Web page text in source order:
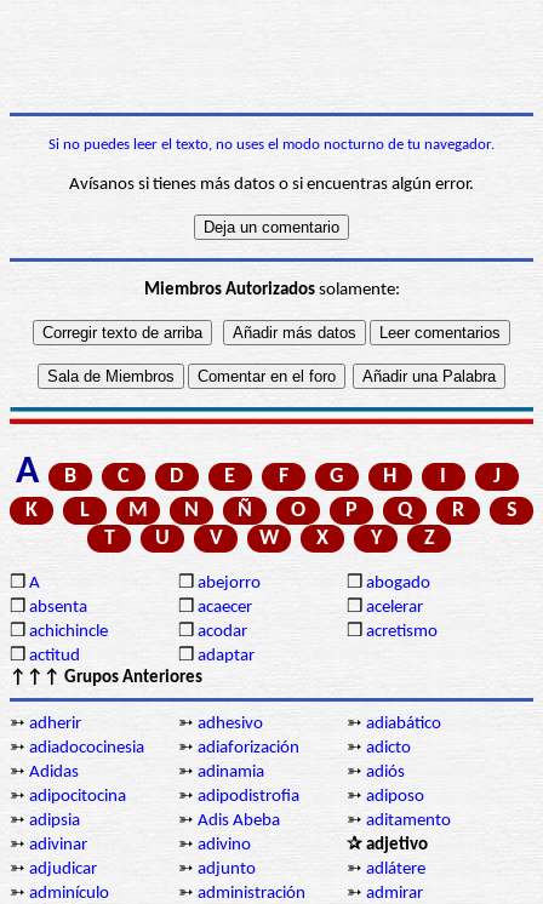
Si no puedes leer el texto, no uses el modo nocturno de tu navegador.
Avísanos si tienes más datos o si encuentras algún error.
Miembros Autorizadossolamente:
A B C D E F G H
J
K
L M N Ñ O P Q R
S
T
U V W X Y Z
❒ A ❒ abejorro ❒ abogado
❒ absenta ❒ acaecer ❒ acelerar
❒ achichincle ❒ acodar ❒ acretismo
❒ actitud ❒ adaptar
↑↑↑ Grupos Anteriores
➳ adherir ➳ adhesivo ➳ adiabático
➳ adiadococinesia ➳ adiaforización ➳ adicto
➳ Adidas ➳ adinamia ➳ adiós
➳ adipocitocina ➳ adipodistrofia ➳ adiposo
➳ adipsia ➳ Adis Abeba ➳ aditamento
➳ adivinar ➳ adivino
✰ adjetivo
➳ adjudicar ➳ adjunto ➳ adlátere
➳ adminículo ➳ administración ➳ admirar